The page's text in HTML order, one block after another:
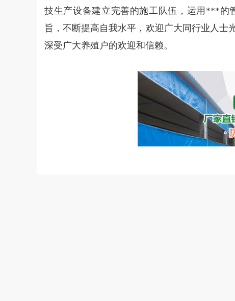
技生产设备建立完善的施工队伍，运用***的
旨，不断提高自我水平，欢迎广大同行业人士
深受广大养殖户的欢迎和信赖。